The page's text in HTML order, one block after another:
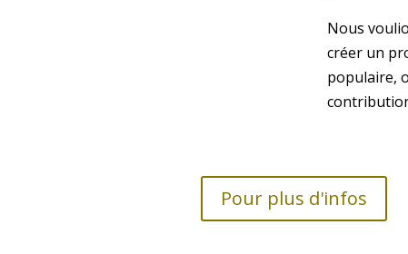
Nous
créer un
populaire,
Pour plus d'infos